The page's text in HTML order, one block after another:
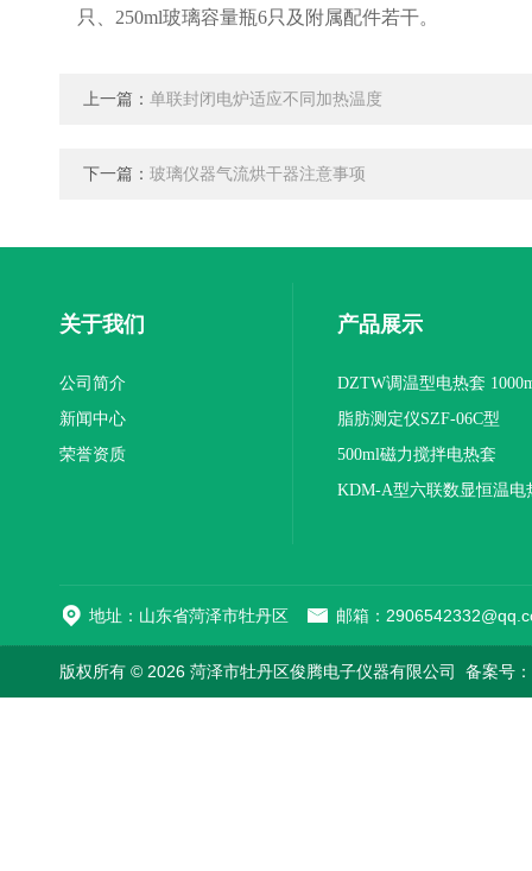
只、250ml玻璃容量瓶6只及附属配件若干。
上一篇： 单联封闭电炉适应不同加热温度
下一篇： 玻璃仪器气流烘干器注意事项
关于我们
公司简介
新闻中心
荣誉资质
产品展示
DZTW调温型电热套
联
脂肪测定仪SZF-06C型
500ml磁力搅拌电热套
KDM-A型六联数显恒温电
地址：山东省菏泽市牡丹区 邮箱：
版权所有 © 2026 菏泽市牡丹区俊腾电子仪器有限公司 备案号